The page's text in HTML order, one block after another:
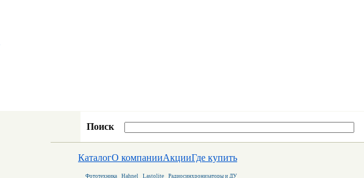
Поиск
КаталогО компанииАкцииГде купить
Фототехника Hahnel Lastolite Радиосинхронизаторы и ДУ